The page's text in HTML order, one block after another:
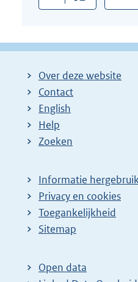
Over deze website
Contact
English
Help
Zoeken
Informatie
Privacy en cookies
Toegankelijkheid
Sitemap
Open data